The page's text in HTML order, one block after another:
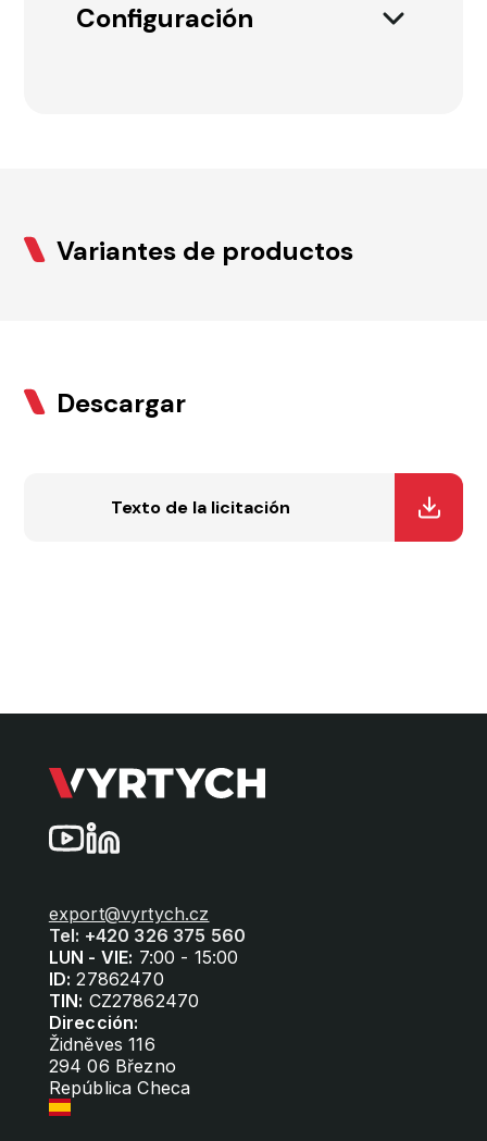
Configuración
Variantes de productos
Descargar
Texto de la licitación
export@vyrtych.cz
Tel: +420 326 375 560
LUN - VIE: 7:00 - 15:00
ID: 27862470
TIN: CZ27862470
Dirección:
Židněves 116
294 06 Březno
República Checa